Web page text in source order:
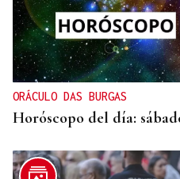
ORÁCULO DAS BURGAS
Horóscopo del día: